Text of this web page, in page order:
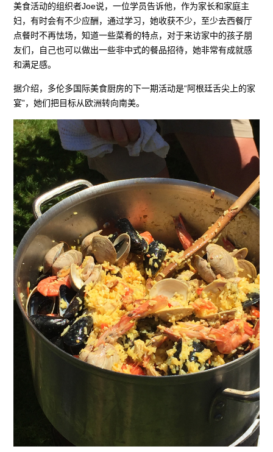
美食活动的组织者Joe说，一位学员告诉他，作为家长和家庭主
妇，有时会有不少应酬，通过学习，她收获不少，至少去西餐厅
点餐时不再怯场，知道一些菜肴的特点，对于来访家中的孩子朋
友们，自己也可以做出一些非中式的餐品招待，她非常有成就感
和满足感。
据介绍，多伦多国际美食厨房的下一期活动是“阿根廷舌尖上的家
宴”，她们把目标从欧洲转向南美。